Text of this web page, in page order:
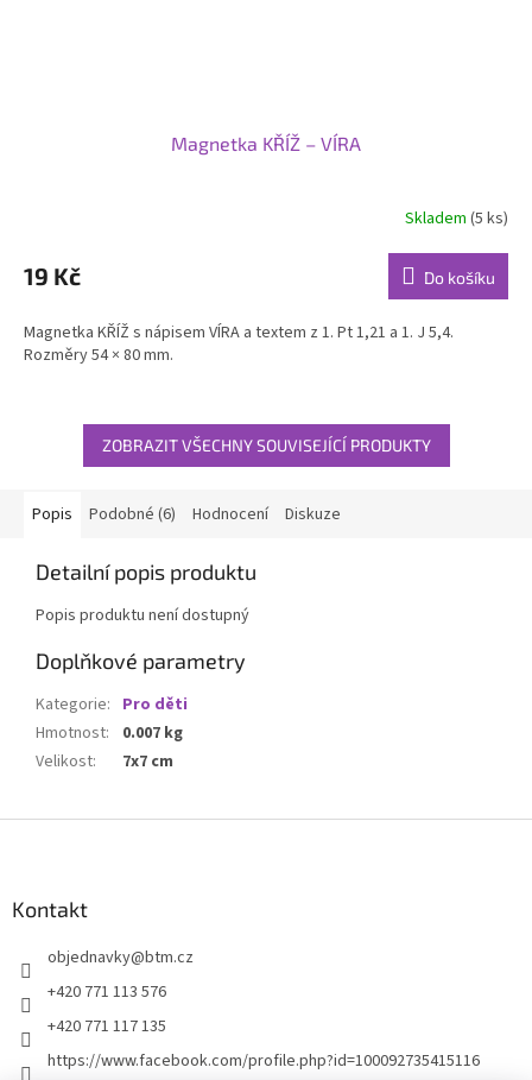
Magnetka KŘÍŽ – VÍRA
Skladem (5 ks)
19 Kč Do košíku
Magnetka KŘÍŽ s nápisem VÍRA a textem z 1. Pt 1,21 a 1. J 5,4.
Rozměry 54 × 80 mm.
ZOBRAZIT VŠECHNY SOUVISEJÍCÍ PRODUKTY
Popis Podobné (6) Hodnocení Diskuze
Detailní popis produktu
Popis produktu není dostupný
Doplňkové parametry
Kategorie: Pro děti
Hmotnost:
0.007 kg
Velikost: 7x7 cm
Kontakt
objednavky@btm.cz
+420 771 113 576
+420 771 117 135
https://www.facebook.com/profile.php?id=100092735415116